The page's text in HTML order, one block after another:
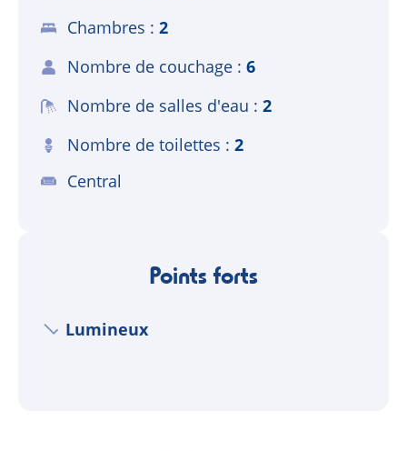
Chambres
2
Nombre de couchage
6
Nombre de salles d'eau
2
Nombre de toilettes
2
Central
Points forts
Lumineux